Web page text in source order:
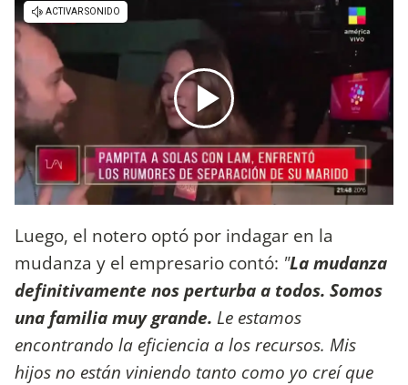
Luego, el notero optó por indagar en la
mudanza y el empresario contó: "La mudanza
definitivamente nos perturba a todos. Somos
una familia muy grande. Le estamos
encontrando la eficiencia a los recursos. Mis
hijos no están viniendo tanto como yo creí que